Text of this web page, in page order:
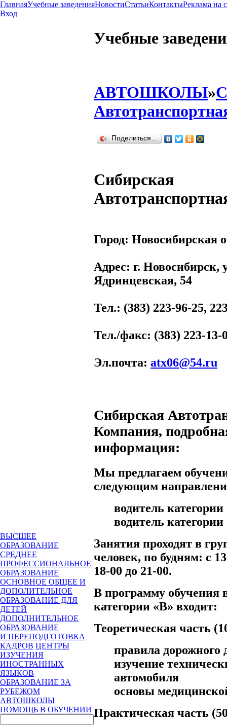
ГлавнаяУчебные заведенияНовостиСтатьиКонтактыРеклама на
Вход
ВЫСШЕЕ
ОБРАЗОВАНИЕ
СРЕДНЕЕ
ПРОФЕССИОНАЛЬНОЕ
ОБРАЗОВАНИЕ
ОСНОВНОЕ ОБЩЕЕ И
ДОПОЛИТЕЛЬНОЕ
ОБРАЗОВАНИЕ ДЛЯ
ДЕТЕЙ
ДОПОЛНИТЕЛЬНОЕ
ОБРАЗОВАНИЕ
И ПЕРЕПОДГОТОВКА
КАДРОВ ЦЕНТРЫ
ИЗУЧЕНИЯ
ИНОСТРАННЫХ
ЯЗЫКОВ
ОБРАЗОВАНИЕ ЗА
РУБЕЖОМ
АВТОШКОЛЫ
ПОМОЩЬ В ОБУЧЕНИИ
Учебные
АВТОШКОЛЫ»
Поделиться…
Сибирская
Город: Новосибирская
Адрес: г. Новосибирск,
Ядринцевская, 54
Тел.: (383) 223-96-25,
Тел./факс: (383) 223-13-
Эл.почта: atx06@54.ru
Сибирская
Компания,
информация:
Мы предлагаем
следующим
водитель
водитель категории
Занятия проходят в
человек, по будням: с
18-00 до 21-00.
В программу обучения
категории «В» входит:
Теоретическая часть
правила дорожного
изучение
автомобиля
основы
Практическая часть